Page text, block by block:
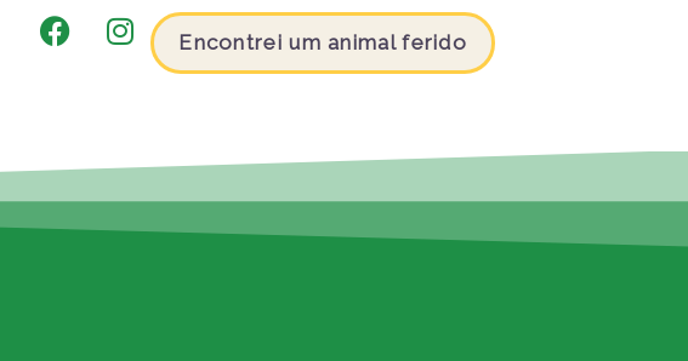
Encontrei um animal ferido